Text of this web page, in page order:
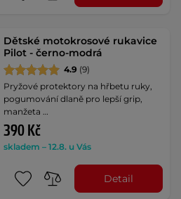
Dětské motokrosové rukavice
Pilot - černo-modrá
4.9 (9)
Pryžové protektory na hřbetu ruky,
pogumování dlaně pro lepší grip,
manžeta …
390 Kč
skladem – 12.8. u Vás
Detail